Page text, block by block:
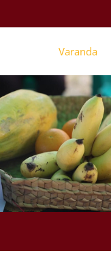
Varanda